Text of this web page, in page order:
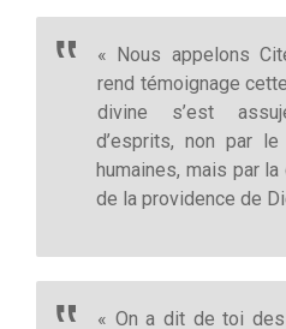
« Nous appelons
rend témoignage
divine s’est
d’esprits, non par
humaines, mais par
de la providence de
« On a dit de toi